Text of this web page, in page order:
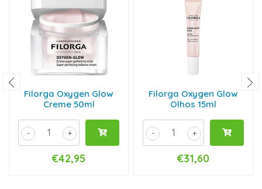
Filorga Oxygen Glow
Creme 50ml
+
-
€42,95
Filorga Oxygen Glow
Olhos 15ml
+
-
€31,60